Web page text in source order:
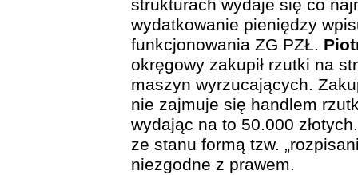
strukturach wydaje się co
wydatkowanie pieniędzy
funkcjonowania ZG PZŁ.
okręgowy zakupił rzutki na
maszyn wyrzucających.
nie zajmuje się handlem
wydając na to 50.000
ze stanu formą tzw.
niezgodne z prawem.